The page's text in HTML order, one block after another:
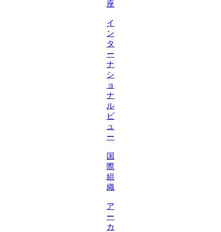
座
イ
ン
タ
ー
ナ
シ
ョ
ナ
ル
ビ
ュ
ー
国
際
組
織
ア
ー
カ